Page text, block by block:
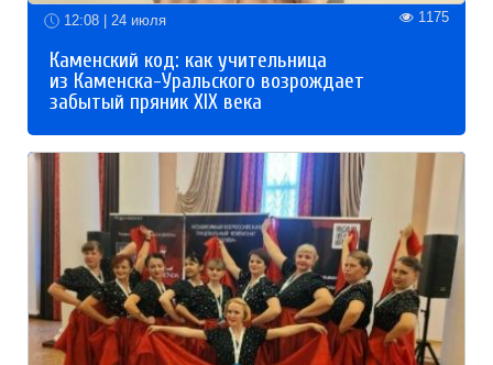
12:08 | 24 июля 1175
Каменский код: как учительница
из Каменска-Уральского возрождает
забытый пряник XIX века